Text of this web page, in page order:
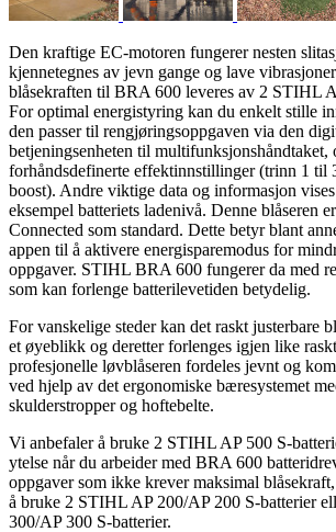
Den kraftige EC-motoren fungerer nesten
kjennetegnes av jevn gange og lave
blåsekraften til BRA 600 leveres av 2 STIHL
For optimal energistyring kan du enkelt stille
den passer til rengjøringsoppgaven via den
betjeningsenheten til multifunksjonshåndtaket,
forhåndsdefinerte effektinnstillinger (trinn 1 til
boost). Andre viktige data og informasjon
eksempel batteriets ladenivå. Denne blåseren
Connected som standard. Dette betyr blant
appen til å aktivere energisparemodus for
oppgaver. STIHL BRA 600 fungerer da med
som kan forlenge batterilevetiden betydelig.
For vanskelige steder kan det raskt justerbare
et øyeblikk og deretter forlenges igjen like
profesjonelle løvblåseren fordeles jevnt og
ved hjelp av det ergonomiske bæresystemet
skulderstropper og hoftebelte.
Vi anbefaler å bruke 2 STIHL AP 500 S-
ytelse når du arbeider med BRA 600
oppgaver som ikke krever maksimal
å bruke 2 STIHL AP 200/AP 200 S-batterier
300/AP 300 S-batterier.